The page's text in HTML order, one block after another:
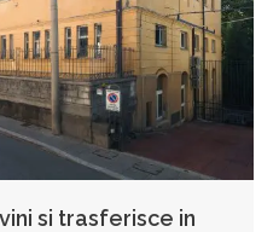
si trasferisce in